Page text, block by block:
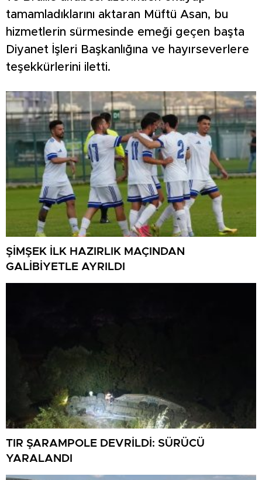
tamamladıklarını aktaran Müftü Asan, bu
hizmetlerin sürmesinde emeği geçen başta
Diyanet İşleri Başkanlığına ve hayırseverlere
teşekkürlerini iletti.
ŞİMŞEK İLK HAZIRLIK MAÇINDAN
GALİBİYETLE AYRILDI
TIR ŞARAMPOLE DEVRİLDİ: SÜRÜCÜ
YARALANDI